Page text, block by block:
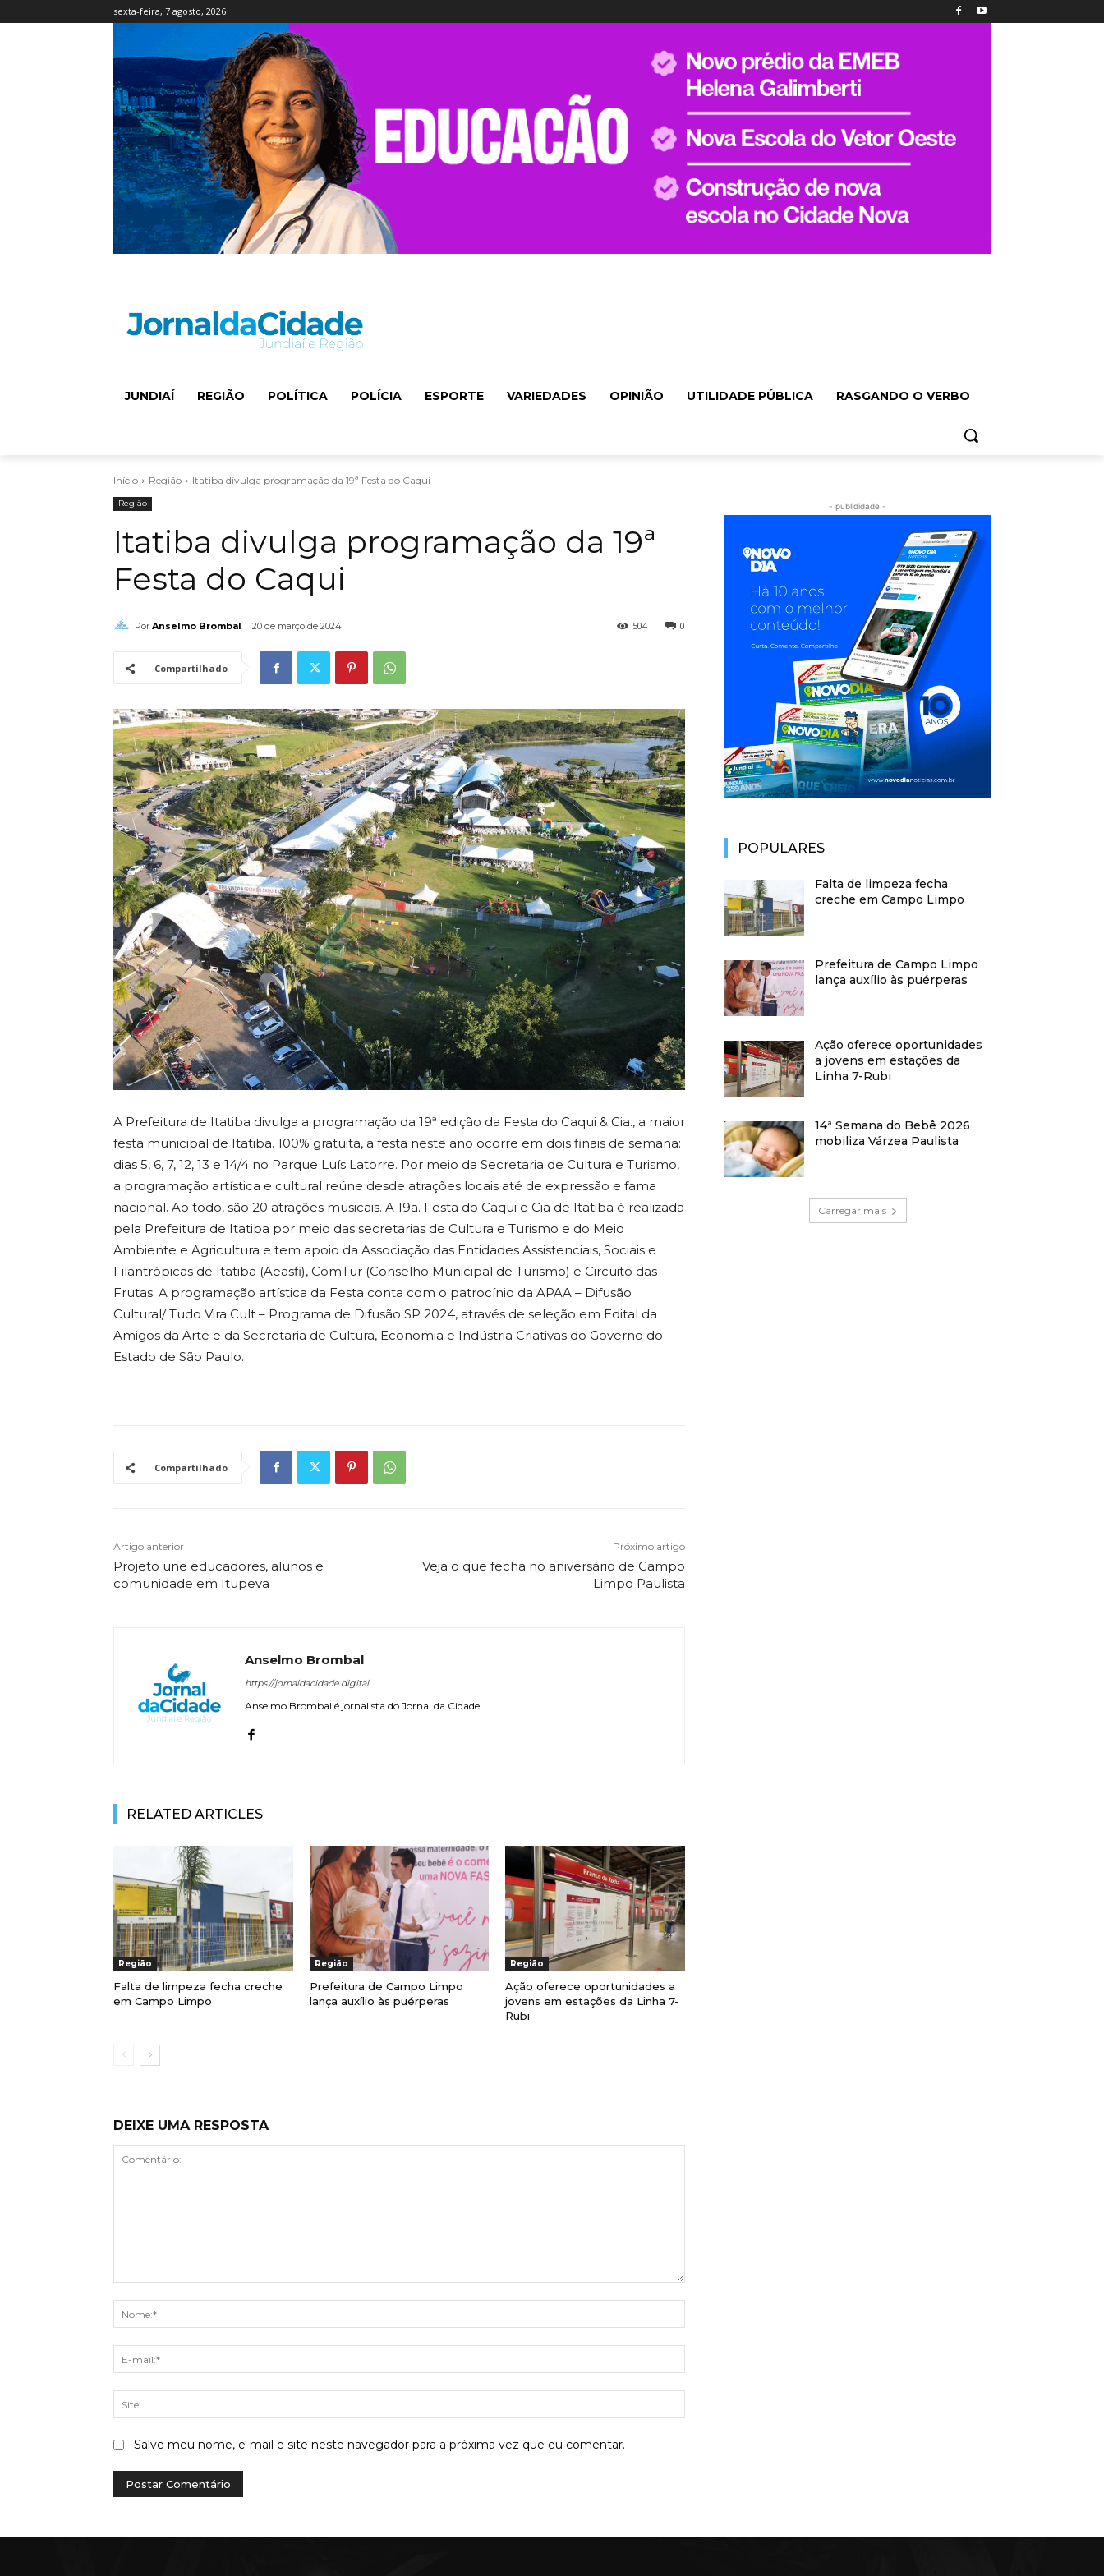
sexta-feira, 7 agosto, 2026
JUNDIAÍ REGIÃO POLÍTICA POLÍCIA ESPORTE VARIEDADES OPINIÃO UTILIDADE PÚBLICA RASGANDO O VERBO
Início Região Itatiba divulga programação da 19ª Festa do Caqui
Região
Itatiba divulga programação da 19ª
Festa do Caqui
Por Anselmo Brombal 20 de março de 2024 0
504
Compartilhado
A Prefeitura de Itatiba divulga a programação da 19ª edição da Festa do Caqui & Cia., a maior
festa municipal de Itatiba. 100% gratuita, a festa neste ano ocorre em dois finais de semana:
dias 5, 6, 7, 12, 13 e 14/4 no Parque Luís Latorre. Por meio da Secretaria de Cultura e Turismo,
a programação artística e cultural reúne desde atrações locais até de expressão e fama
nacional. Ao todo, são 20 atrações musicais. A 19a. Festa do Caqui e Cia de Itatiba é realizada
pela Prefeitura de Itatiba por meio das secretarias de Cultura e Turismo e do Meio
Ambiente e Agricultura e tem apoio da Associação das Entidades Assistenciais, Sociais e
Filantrópicas de Itatiba (Aeasfi), ComTur (Conselho Municipal de Turismo) e Circuito das
Frutas. A programação artística da Festa conta com o patrocínio da APAA – Difusão
Cultural/ Tudo Vira Cult – Programa de Difusão SP 2024, através de seleção em Edital da
Amigos da Arte e da Secretaria de Cultura, Economia e Indústria Criativas do Governo do
Estado de São Paulo.
Compartilhado
Artigo anterior
Projeto une educadores, alunos e
comunidade em Itupeva
Próximo artigo
Veja o que fecha no aniversário de Campo
Limpo Paulista
Anselmo Brombal
https://jornaldacidade.digital
Anselmo Brombal é jornalista do Jornal da Cidade
RELATED ARTICLES
Região
Falta de limpeza fecha creche
em Campo Limpo
Região
Prefeitura de Campo Limpo
lança auxílio às puérperas
Região
Ação oferece oportunidades a
jovens em estações da Linha 7-
Rubi
DEIXE UMA RESPOSTA
mail:*
Salve meu nome, e-mail e site neste navegador para a próxima vez que eu comentar.
- publididade -
POPULARES
Falta de limpeza fecha
creche em Campo Limpo
Prefeitura de Campo Limpo
lança auxílio às puérperas
Ação oferece oportunidades
a jovens em estações da
Linha 7-Rubi
14ª Semana do Bebê 2026
mobiliza Várzea Paulista
Carregar mais